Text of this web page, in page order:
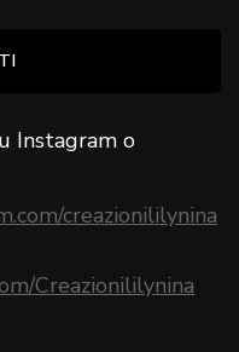
Instagram o
creazionililynina
Creazionililynina